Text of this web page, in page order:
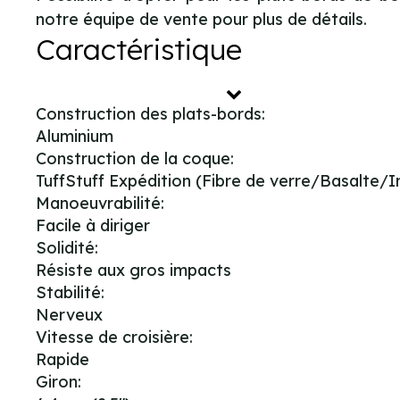
notre équipe de vente pour plus de détails.
Caractéristique
Construction des plats-bords:
Aluminium
Construction de la coque:
TuffStuff Expédition (Fibre de verre/Basalte/
Manoeuvrabilité:
Facile à diriger
Solidité:
Résiste aux gros impacts
Stabilité:
Nerveux
Vitesse de croisière:
Rapide
Giron: